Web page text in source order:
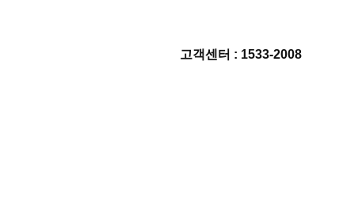
고객센터 : 1533-2008